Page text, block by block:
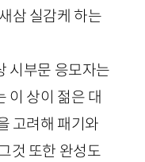
삼 실감케 하는
시부문 응모자는
이 상이 젊은 대
고려해 패기와
것 또한 완성도